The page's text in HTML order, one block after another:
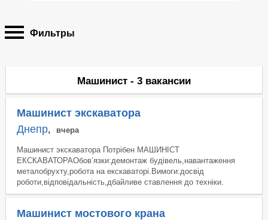
Фильтры
Машинист - 3 вакансии
Машинист экскаватора
Днепр, вчера
Машинист экскаватора Потрібен МАШИНІСТ
ЕКСКАВАТОРАОбов’язки:демонтаж будівель,навантаження
металобрухту,робота на екскаваторі.Вимоги:досвід
роботи,відповідальність,дбайливе ставлення до техніки.
Машинист мостового крана